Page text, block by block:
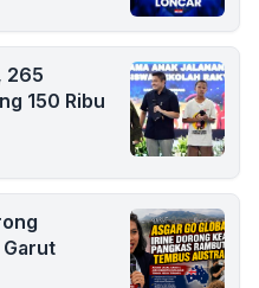
265
150 Ribu
Garut